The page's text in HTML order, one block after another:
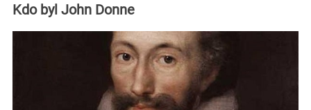
Kdo byl John Donne